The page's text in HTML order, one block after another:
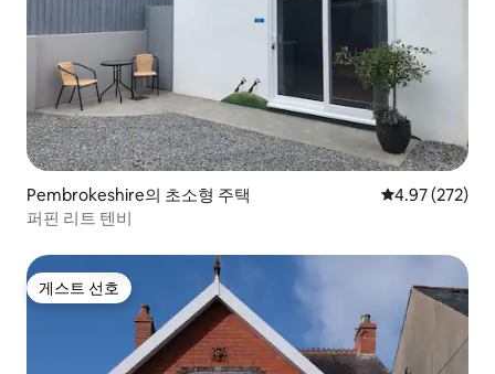
Pembrokeshire의 초소형 주택 평점 4.97점(5
4.97 (272)
퍼핀 리트 텐비
게스트 선호
게스트 선호